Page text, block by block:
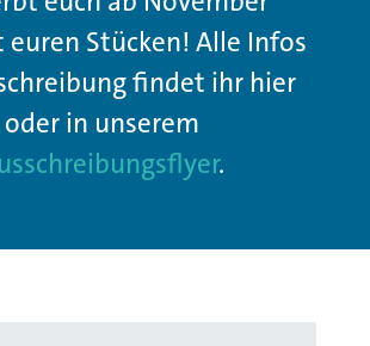
Stücken! Alle Infos
findet ihr hier
oder in unserem
.